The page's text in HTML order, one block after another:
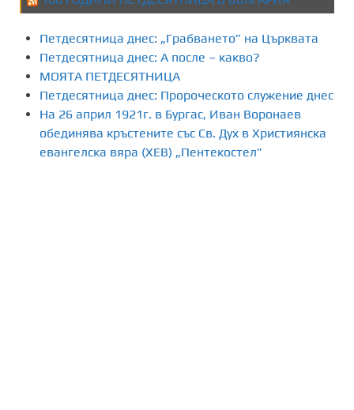
я
н
е
Петдесятница днес: „Грабването” на Църквата
Петдесятница днес: А после – какво?
МОЯТА ПЕТДЕСЯТНИЦА
Петдесятница днес: Пророческото служение днес
На 26 април 1921г. в Бургас, Иван Воронаев
обединява кръстените със Св. Дух в Християнска
евангелска вяра (ХЕВ) „Пентекостел”